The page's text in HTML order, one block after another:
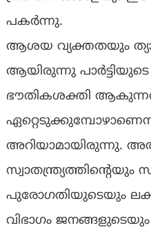
പകർന്നു.
ആശയ വ്യക്തതയും
ആയിരുന്നു
ഭൗതികശക്തി
അറിയാമായിരുന്നു.
സ്വാതന്ത്ര്യത്തിന്റെയും
പുരോഗതിയുടെയും
വിഭാഗം